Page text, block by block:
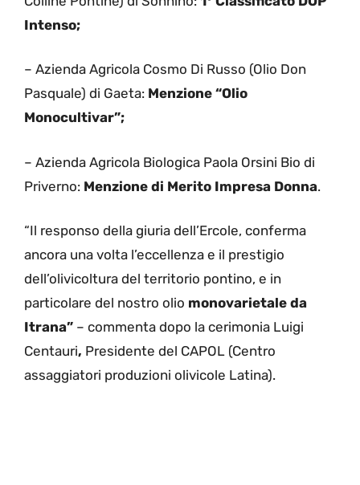
Intenso;
– Azienda Agricola Cosmo Di Russo (Olio Don
Pasquale) di Gaeta: Menzione “Olio
Monocultivar”;
– Azienda Agricola Biologica Paola Orsini Bio di
Priverno: Menzione di Merito Impresa Donna.
“Il responso della giuria dell’Ercole, conferma
ancora una volta l’eccellenza e il prestigio
dell’olivicoltura del territorio pontino, e in
particolare del nostro olio monovarietale da
Itrana” – commenta dopo la cerimonia Luigi
Centauri, Presidente del CAPOL (Centro
assaggiatori produzioni olivicole Latina).